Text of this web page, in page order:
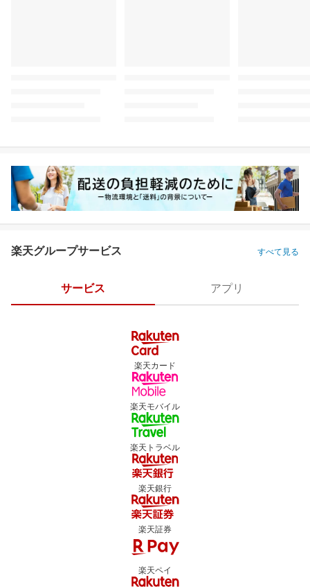
楽天グループサービス すべて見る
サービス アプリ
楽天カード
楽天モバイル
楽天トラベル
楽天銀行
楽天証券
楽天ペイ